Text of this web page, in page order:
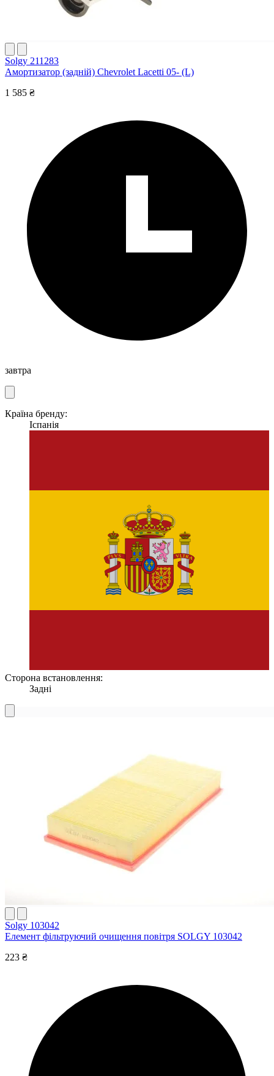
Solgy 211283
Амортизатор (задній) Chevrolet Lacetti 05- (L)
1 585 ₴
завтра
Країна бренду:
Іспанія
Сторона встановлення:
Задні
Solgy 103042
Елемент фільтруючий очищення повітря SOLGY 103042
223 ₴